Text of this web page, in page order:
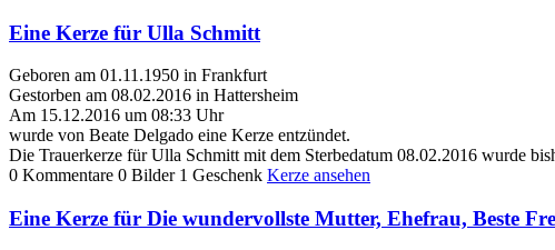
Eine Kerze für Ulla Schmitt
Geboren am 01.11.1950 in Frankfurt
Gestorben am 08.02.2016 in Hattersheim
Am 15.12.2016 um 08:33 Uhr
wurde von Beate Delgado eine Kerze entzündet.
Die Trauerkerze für Ulla Schmitt mit dem Sterbedatum 08.02.2016 wurde
0 Kommentare 0 Bilder 1 Geschenk Kerze ansehen
Eine Kerze für Die wundervollste Mutter, Ehefrau, Beste